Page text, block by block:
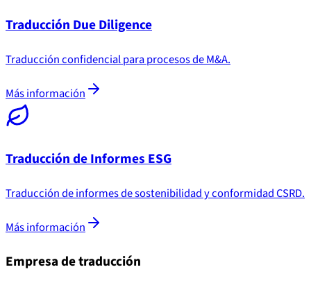
Traducción Due Diligence
Traducción confidencial para procesos de M&A.
Más información
Traducción de Informes ESG
Traducción de informes de sostenibilidad y conformidad CSRD.
Más información
Empresa de traducción